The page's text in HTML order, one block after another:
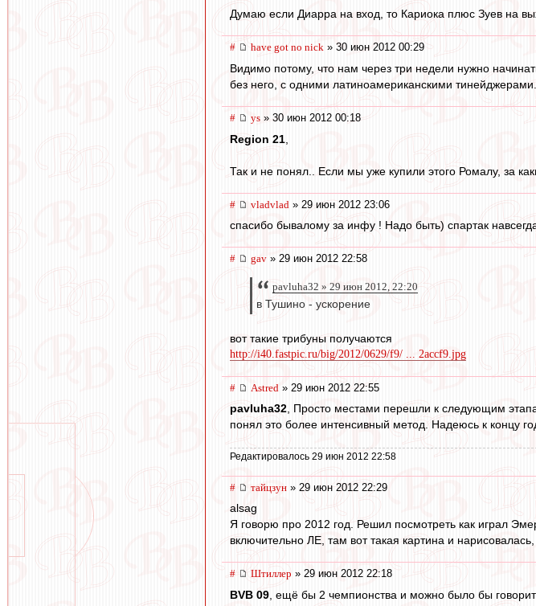
Думаю если Диарра на вход, то Кариока плюс Зуев на
# have got no nick » 30 июн 2012 00:29
Видимо потому, что нам через три недели нужно
без него, с одними латиноамериканскими тинейджерами.
# ys » 30 июн 2012 00:18
Region 21
Так и не понял.. Если мы уже купили этого Ромалу, за
# vladvlad » 29 июн 2012 23:06
спасибо бывалому за инфу ! Надо быть) спартак
# gav » 29 июн 2012 22:58
pavluha32 » 29 июн 2012, 22:20
в Тушино - ускорение
вот такие трибуны получаются
http://i40.fastpic.ru/big/2012/0629/f9/ ... 2accf9.jpg
# Astred » 29 июн 2012 22:55
pavluha32, Просто местами перешли к следующим
понял это более интенсивный метод. Надеюсь к концу
Редактировалось 29 июн 2012 22:58
# тайцзун » 29 июн 2012 22:29
alsag
Я говорю про 2012 год. Решил посмотреть как играл
включительно ЛЕ, там вот такая картина и
# Штиллер » 29 июн 2012 22:18
BVB 09 , ещё бы 2 чемпионства и можно было бы